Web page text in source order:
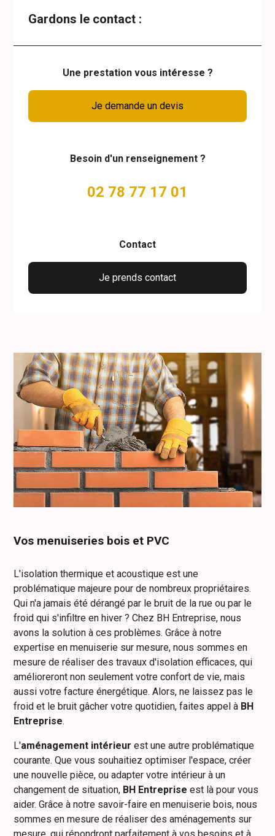
Gardons le contact :
Une prestation vous intéresse ?
Je demande un devis
Besoin d'un renseignement ?
02 78 77 17 01
Contact
Je prends contact
Vos menuiseries bois et PVC
L'isolation thermique et acoustique est une
problématique majeure pour de nombreux propriétaires.
Qui n'a jamais été dérangé par le bruit de la rue ou par le
froid qui s'infiltre en hiver ? Chez BH Entreprise, nous
avons la solution à ces problèmes. Grâce à notre
expertise en menuiserie sur mesure, nous sommes en
mesure de réaliser des travaux d'isolation efficaces, qui
amélioreront non seulement votre confort de vie, mais
aussi votre facture énergétique. Alors, ne laissez pas le
froid et le bruit gâcher votre quotidien, faites appel à BH
Entreprise.
L'aménagement intérieur est une autre problématique
courante. Que vous souhaitiez optimiser l'espace, créer
une nouvelle pièce, ou adapter votre intérieur à un
changement de situation, BH Entreprise est là pour vous
aider. Grâce à notre savoir-faire en menuiserie bois, nous
sommes en mesure de réaliser des aménagements sur